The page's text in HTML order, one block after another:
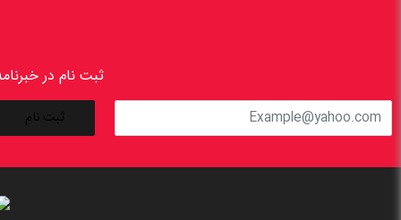
ثبت نام در